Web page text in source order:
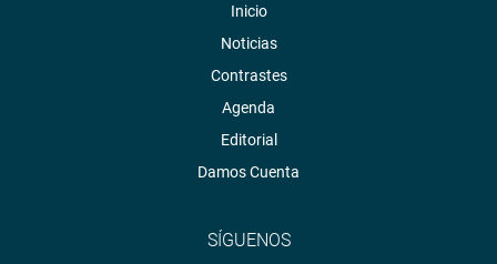
Inicio
Noticias
Contrastes
Agenda
Editorial
Damos Cuenta
SÍGUENOS